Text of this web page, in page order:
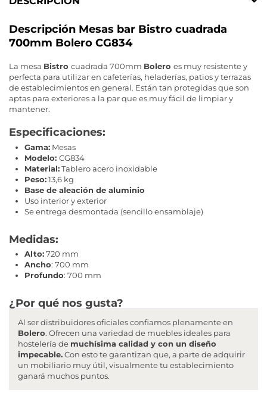
Descripción Mesas bar Bistro cuadrada
700mm Bolero CG834
La mesa Bistro cuadrada 700mm Bolero es muy resistente y
perfecta para utilizar en cafeterías, heladerías, patios y terrazas
de establecimientos en general. Están tan protegidas que son
aptas para exteriores a la par que es muy fácil de limpiar y
mantener.
Especificaciones:
Gama: Mesas
Modelo: CG834
Material:Tablero acero inoxidable
Peso:13,6 kg
Base de aleación de aluminio
Uso interior y exterior
Se entrega desmontada (sencillo ensamblaje)
Medidas:
Alto:720 mm
Ancho: 700 mm
Profundo: 700 mm
¿Por qué nos gusta?
Al ser distribuidores oficiales confiamos plenamente en
Bolero. Ofrecen una variedad de muebles ideales para
hostelería de muchísima calidad y con un diseño
impecable.Con esto te garantizan que, a parte de adquirir
un mobiliario muy útil, visualmente tu establecimiento
ganará muchos puntos.